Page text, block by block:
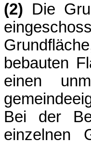
(2) Die
bebauten
einen
Bei der
einzelnen